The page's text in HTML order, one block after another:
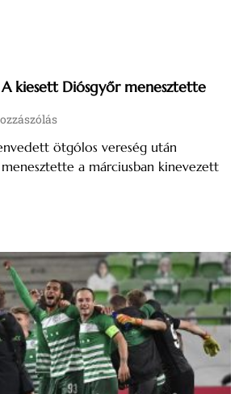
kiesett Diósgyőr menesztette
ötgólos vereség után
a márciusban kinevezett